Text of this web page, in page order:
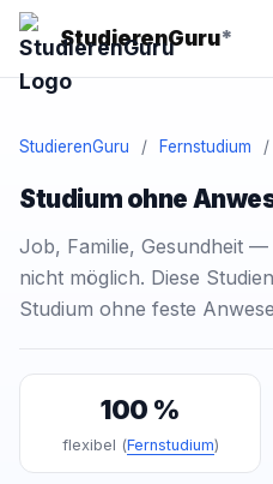
StudierenGuru*
StudierenGuru / Fernstudium /
Studium ohne
Job, Familie, Gesundheit
nicht möglich. Diese
Studium ohne feste
100 %
flexibel (Fernstudium)